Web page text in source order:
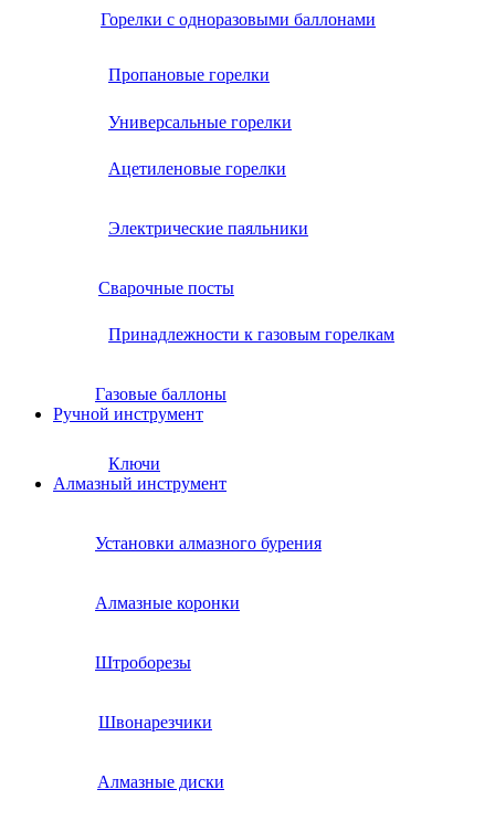
Горелки с одноразовыми баллонами
Пропановые горелки
Универсальные горелки
Ацетиленовые горелки
Электрические паяльники
Сварочные посты
Принадлежности к газовым горелкам
Газовые баллоны
Ручной инструмент
Ключи
Алмазный инструмент
Установки алмазного бурения
Алмазные коронки
Штроборезы
Швонарезчики
Алмазные диски